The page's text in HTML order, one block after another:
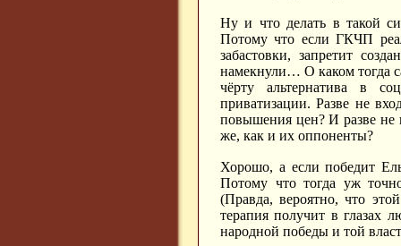
Ну и что делать в такой
Потому что если ГКЧП
забастовки, запретит
намекнули… О каком тогда
чёрту альтернатива в
приватизации. Разве не
повышения цен? И разве не
же, как и их оппоненты?
Хорошо, а если победит
Потому что тогда уж
(Правда, вероятно, что
терапия получит в глазах
народной победы и той